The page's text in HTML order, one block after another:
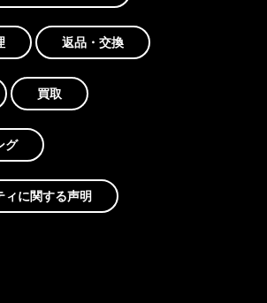
返品・交換
買取
グ
ィに関する声明